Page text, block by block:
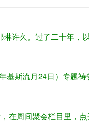
琳许久。过了二十年，
基斯流月24日）专题
在周间聚会栏目里，